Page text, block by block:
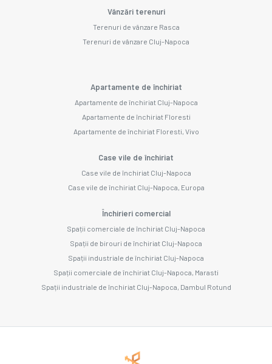
Vânzări terenuri
Terenuri de vânzare Rasca
Terenuri de vânzare Cluj-Napoca
Apartamente de închiriat
Apartamente de închiriat Cluj-Napoca
Apartamente de închiriat Floresti
Apartamente de închiriat Floresti, Vivo
Case vile de închiriat
Case vile de închiriat Cluj-Napoca
Case vile de închiriat Cluj-Napoca, Europa
Închirieri comercial
Spații comerciale de închiriat Cluj-Napoca
Spații de birouri de închiriat Cluj-Napoca
Spații industriale de închiriat Cluj-Napoca
Spații comerciale de închiriat Cluj-Napoca, Marasti
Spații industriale de închiriat Cluj-Napoca, Dambul Rotund